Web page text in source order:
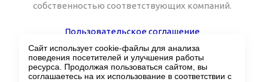
собственностью соответствующих компаний.
Пользовательское соглашение
Поддержка сайта Twin px
Сайт использует cookie-файлы для анализа
поведения посетителей и улучшения работы
ресурса. Продолжая пользоваться сайтом, вы
соглашаетесь на их использование в соответствии с